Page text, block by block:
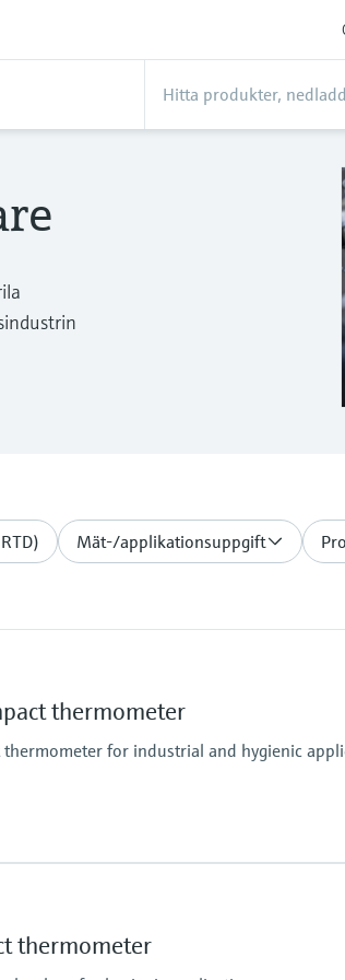
Mät-/applikationsuppgift
thermometer
for industrial and hygienic
thermometer